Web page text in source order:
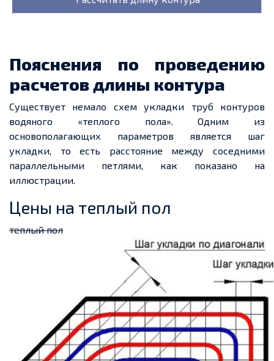
Пояснения по проведению
расчетов длины контура
Существует немало схем укладки труб контуров
водяного «теплого пола». Одним из
основополагающих параметров является шаг
укладки, то есть расстояние между соседними
параллельными петлями, как показано на
иллюстрации.
Цены на теплый пол
теплый пол